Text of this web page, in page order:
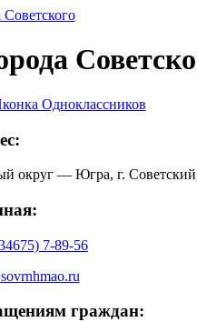
округ — Югра, г.
7-89-56
граждан: